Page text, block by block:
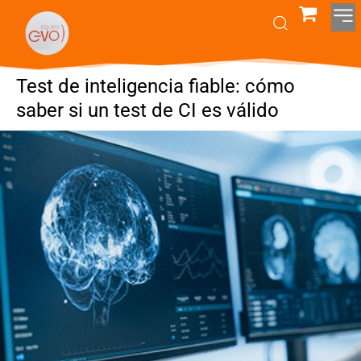
Test de inteligencia fiable: cómo
saber si un test de CI es válido